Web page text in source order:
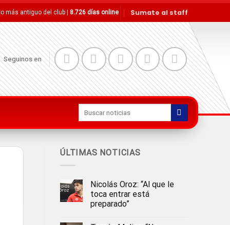
más antiguo del club | 8.726 días online Sumate al staff
Seguinos en
ÚLTIMAS NOTICIAS
Nicolás Oroz: “Al que le
toca entrar está
preparado”